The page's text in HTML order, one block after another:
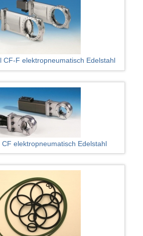
CF-F elektropneumatisch Edelstahl
CF elektropneumatisch Edelstahl